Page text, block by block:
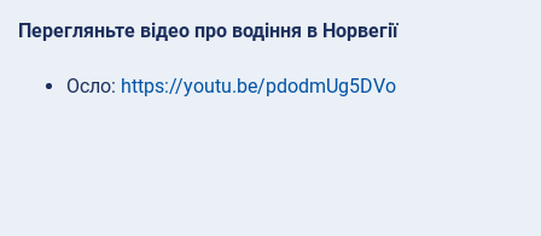
Перегляньте відео про водіння в Норвегії
Осло: https://youtu.be/pdodmUg5DVo